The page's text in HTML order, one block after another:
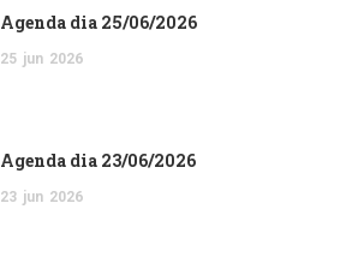
Agenda dia 25/06/2026
25 jun 2026
Agenda dia 23/06/2026
23 jun 2026